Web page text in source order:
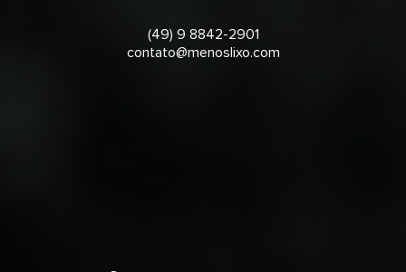
(49) 9 8842-2901
contato@menoslixo.com